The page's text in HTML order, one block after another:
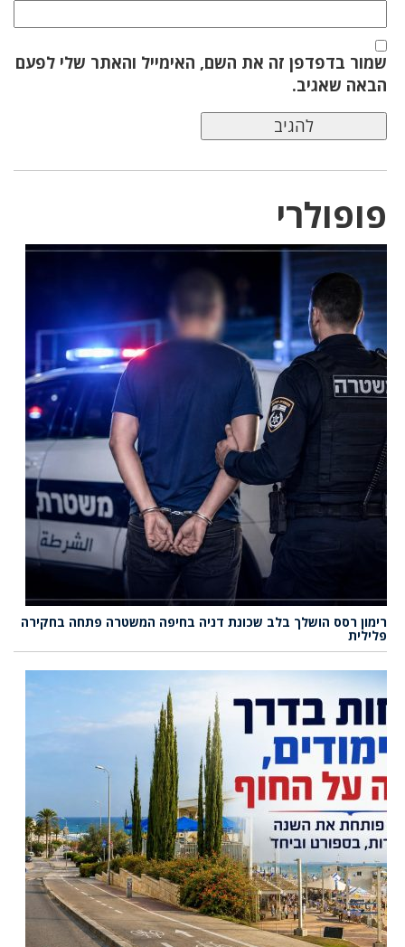
שמור בדפדפן זה את השם, האימייל והאתר שלי לפעם
הבאה שאגיב.
פופולרי
רימון רסס הושלך בלב שכונת דניה בחיפה המשטרה פתחה בחקירה
פלילית